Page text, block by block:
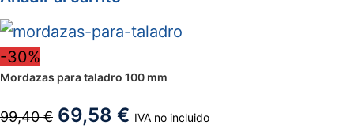
-30%
Mordazas para taladro 100 mm
99,40€ 69,58 € IVA no incluido